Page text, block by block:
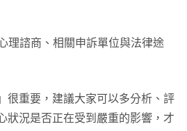
理諮商、相關申訴單位與法律途
很重要，建議大家可以多分析、評
狀況是否正在受到嚴重的影響，才